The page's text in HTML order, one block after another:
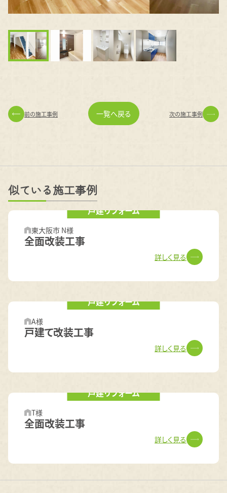
前の施工事例 一覧へ戻る 次の施工事例
似ている施工事例
戸建リフォーム
東大阪市 N様
全面改装工事
詳しく見る
戸建リフォーム
A様
戸建て改装工事
詳しく見る
戸建リフォーム
T様
全面改装工事
詳しく見る